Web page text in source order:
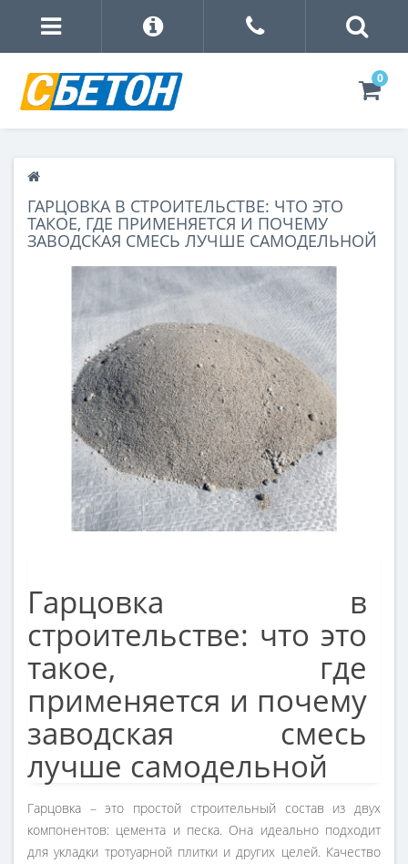
0
ГАРЦОВКА В СТРОИТЕЛЬСТВЕ: ЧТО ЭТО
ТАКОЕ, ГДЕ ПРИМЕНЯЕТСЯ И ПОЧЕМУ
ЗАВОДСКАЯ СМЕСЬ ЛУЧШЕ САМОДЕЛЬНОЙ
Гарцовка в
строительстве: что это
такое, где
применяется и почему
заводская смесь
лучше самодельной
Гарцовка – это простой строительный состав из двух
компонентов: цемента и песка. Она идеально подходит
для укладки тротуарной плитки и других целей. Качество